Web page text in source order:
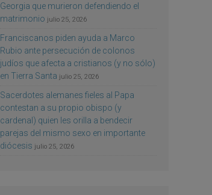
Georgia que murieron defendiendo el
matrimonio julio 25, 2026
Franciscanos piden ayuda a Marco
Rubio ante persecución de colonos
judíos que afecta a cristianos (y no sólo)
en Tierra Santa julio 25, 2026
Sacerdotes alemanes fieles al Papa
contestan a su propio obispo (y
cardenal) quien les orilla a bendecir
parejas del mismo sexo en importante
diócesis julio 25, 2026